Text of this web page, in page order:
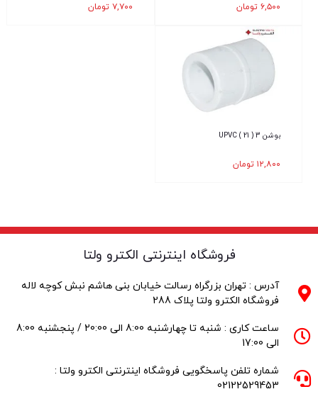
۶,۵۰۰ تومان ۷,۷۰۰ تومان
بوشن 3 ( 21 ) UPVC
۱۲,۸۰۰ تومان
فروشگاه اینترنتی الکترو ولتا
آدرس : تهران بزرگراه رسالت خیابان بنی هاشم نبش کوچه لاله
فروشگاه الکترو ولتا پلاک 288
ساعت کاری : شنبه تا چهارشنبه 8:00 الی 20:00 / پنجشنبه 8:00
الی 17:00
شماره تلفن پاسخگویی فروشگاه اینترنتی الکترو ولتا :
02122529453